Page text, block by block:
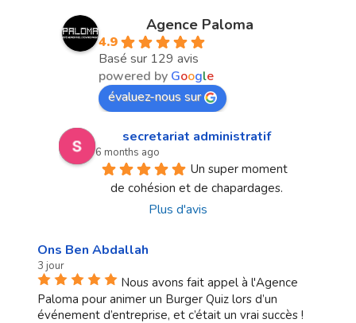
Agence Paloma
4.9
Basé sur 129 avis
powered by Google
évaluez-nous sur
secretariat administratif
6 months ago
Un super moment
de cohésion et de chapardages.
Plus d'avis
Ons Ben Abdallah
3 jour
Nous avons fait appel à l'Agence
Paloma pour animer un Burger Quiz lors d’un
événement d’entreprise, et c’était un vrai succès !